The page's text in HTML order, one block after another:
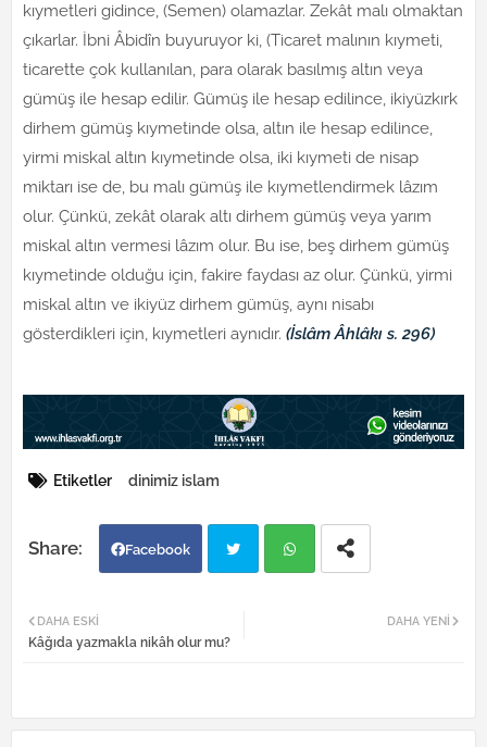
kıymetleri gidince, (Semen) olamazlar. Zekât malı olmaktan
çıkarlar. İbni Âbidîn buyuruyor ki, (Ticaret malının kıymeti,
ticarette çok kullanılan, para olarak basılmış altın veya
gümüş ile hesap edilir. Gümüş ile hesap edilince, ikiyüzkırk
dirhem gümüş kıymetinde olsa, altın ile hesap edilince,
yirmi miskal altın kıymetinde olsa, iki kıymeti de nisap
miktarı ise de, bu malı gümüş ile kıymetlendirmek lâzım
olur. Çünkü, zekât olarak altı dirhem gümüş veya yarım
miskal altın vermesi lâzım olur. Bu ise, beş dirhem gümüş
kıymetinde olduğu için, fakire faydası az olur. Çünkü, yirmi
miskal altın ve ikiyüz dirhem gümüş, aynı nisabı
gösterdikleri için, kıymetleri aynıdır. (İslâm Âhlâkı s. 296)
Etiketler dinimiz islam
Facebook
tter
DAHA YENI
DAHA ESKI
Kâğıda yazmakla nikâh olur mu?